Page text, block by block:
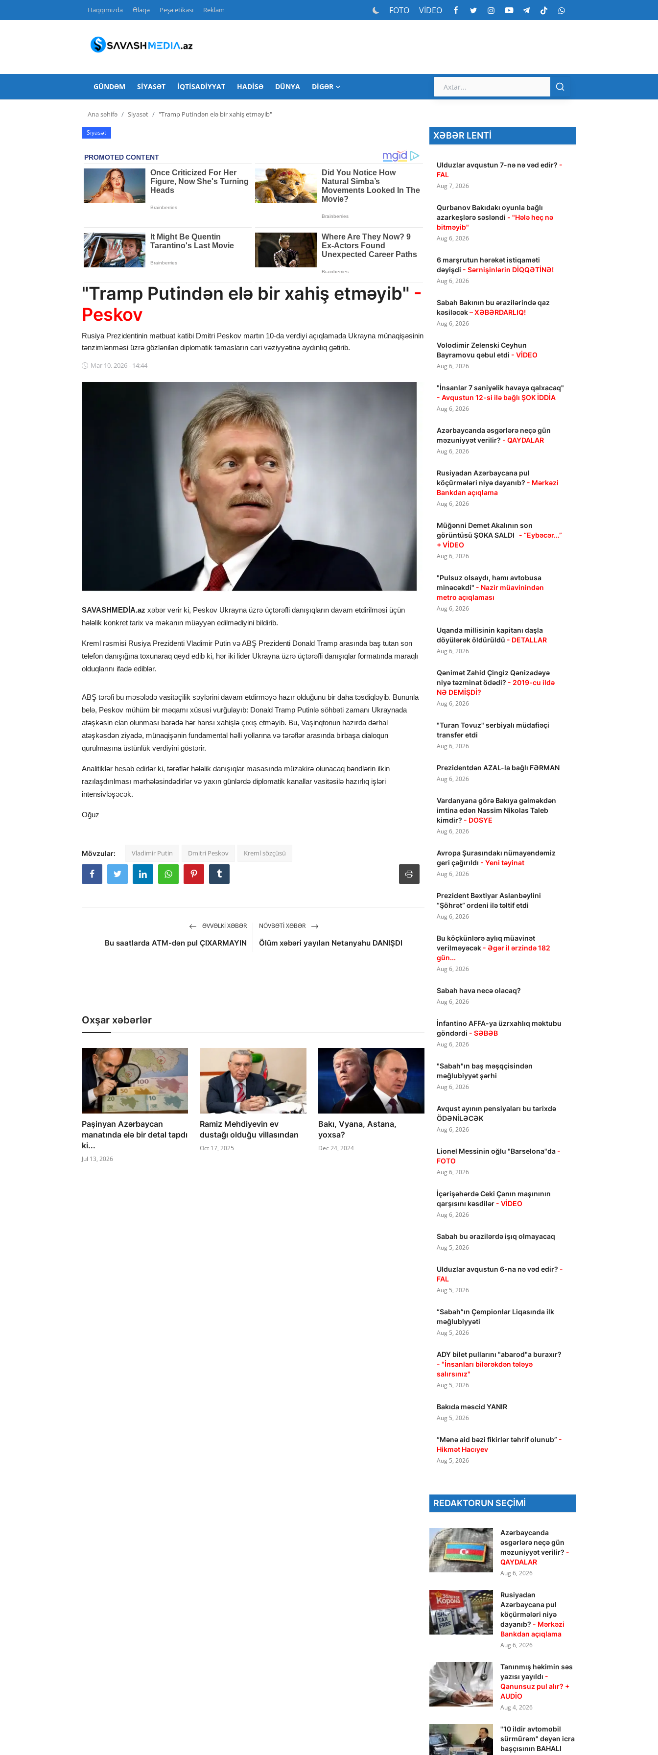
Haqqımızda Əlaqə Peşə etikası Reklam FOTO VİDEO
GÜNDƏM SIYASƏT İQTISADIYYAT HADISƏ DÜNYA DIGƏR
Ana səhifə Siyasət "Tramp Putindən elə bir xahiş etməyib"
Siyasət
"Tramp Putindən elə bir xahiş etməyib" -
Peskov
Rusiya Prezidentinin mətbuat katibi Dmitri Peskov martın 10-da verdiyi açıqlamada Ukrayna münaqişəsinin
tənzimlənməsi üzrə gözlənilən diplomatik təmasların cari vəziyyətinə aydınlıq gətirib.
Mar 10, 2026 - 14:44
SAVASHMEDİA.az xəbər verir ki, Peskov Ukrayna üzrə üçtərəfli danışıqların davam etdirilməsi üçün
hələlik konkret tarix və məkanın müəyyən edilmədiyini bildirib.
Kreml rəsmisi Rusiya Prezidenti Vladimir Putin və ABŞ Prezidenti Donald Tramp arasında baş tutan son
telefon danışığına toxunaraq qeyd edib ki, hər iki lider Ukrayna üzrə üçtərəfli danışıqlar formatında maraqlı
olduqlarını ifadə ediblər.
ABŞ tərəfi bu məsələdə vasitəçilik səylərini davam etdirməyə hazır olduğunu bir daha təsdiqləyib. Bununla
belə, Peskov mühüm bir məqamı xüsusi vurğulayıb: Donald Tramp Putinlə söhbəti zamanı Ukraynada
atəşkəsin elan olunması barədə hər hansı xahişlə çıxış etməyib. Bu, Vaşinqtonun hazırda dərhal
atəşkəsdən ziyadə, münaqişənin fundamental həlli yollarına və tərəflər arasında birbaşa dialoqun
qurulmasına üstünlük verdiyini göstərir.
Analitiklər hesab edirlər ki, tərəflər hələlik danışıqlar masasında müzakirə olunacaq bəndlərin ilkin
razılaşdırılması mərhələsindədirlər və yaxın günlərdə diplomatik kanallar vasitəsilə hazırlıq işləri
intensivləşəcək.
Oğuz
Mövzular: Vladimir Putin Dmitri Peskov Kreml sözçüsü
ƏVVƏLKI XƏBƏR
Bu saatlarda ATM-dən pul ÇIXARMAYIN
NÖVBƏTI XƏBƏR
Ölüm xəbəri yayılan Netanyahu DANIŞDI
Oxşar xəbərlər
Paşinyan Azərbaycan
manatında elə bir detal tapdı
ki...
Jul 13, 2026
Ramiz Mehdiyevin ev
dustağı olduğu villasından
Oct 17, 2025
Bakı, Vyana, Astana,
yoxsa?
Dec 24, 2024
XƏBƏR LENTI
Ulduzlar avqustun 7-nə nə vəd edir? -
FAL
Aug 7, 2026
Qurbanov Bakıdakı oyunla bağlı
azarkeşlərə səsləndi - "Hələ heç nə
bitməyib"
Aug 6, 2026
6 marşrutun hərəkət istiqaməti
dəyişdi - Sərnişinlərin DİQQƏTİNƏ!
Aug 6, 2026
Sabah Bakının bu ərazilərində qaz
kəsiləcək– XƏBƏRDARLIQ!
Aug 6, 2026
Volodimir Zelenski Ceyhun
Bayramovu qəbul etdi - VİDEO
Aug 6, 2026
"İnsanlar 7 saniyəlik havaya qalxacaq"
- Avqustun 12-si ilə bağlı ŞOK İDDİA
Aug 6, 2026
Azərbaycanda əsgərlərə neçə gün
məzuniyyət verilir? - QAYDALAR
Aug 6, 2026
Rusiyadan Azərbaycana pul
köçürmələri niyə dayanıb? - Mərkəzi
Bankdan açıqlama
Aug 6, 2026
Müğənni Demet Akalının son
görüntüsü ŞOKA SALDI - “Eybəcər...”
+ VİDEO
Aug 6, 2026
"Pulsuz olsaydı, hamı avtobusa
minəcəkdi" - Nazir müavinindən
metro açıqlaması
Aug 6, 2026
Uqanda millisinin kapitanı daşla
döyülərək öldürüldü - DETALLAR
Aug 6, 2026
Qənimət Zahid Çingiz Qənizadəyə
niyə təzminat ödədi? - 2019-cu ildə
NƏ DEMİŞDİ?
Aug 6, 2026
"Turan Tovuz" serbiyalı müdafiəçi
transfer etdi
Aug 6, 2026
Prezidentdən AZAL-la bağlı FƏRMAN
Aug 6, 2026
Vardanyana görə Bakıya gəlməkdən
imtina edən Nassim Nikolas Taleb
kimdir? - DOSYE
Aug 6, 2026
Avropa Şurasındakı nümayəndəmiz
geri çağırıldı - Yeni təyinat
Aug 6, 2026
Prezident Bəxtiyar Aslanbəylini
“Şöhrət” ordeni ilə təltif etdi
Aug 6, 2026
Bu köçkünlərə aylıq müavinət
verilməyəcək - Əgər il ərzində 182
gün...
Aug 6, 2026
Sabah hava necə olacaq?
Aug 6, 2026
İnfantino AFFA-ya üzrxahlıq məktubu
göndərdi - SƏBƏB
Aug 6, 2026
"Sabah"ın baş məşqçisindən
məğlubiyyət şərhi
Aug 6, 2026
Avqust ayının pensiyaları bu tarixdə
ÖDƏNİLƏCƏK
Aug 6, 2026
Lionel Messinin oğlu "Barselona"da -
FOTO
Aug 6, 2026
İçərişəhərdə Ceki Çanın maşınının
qarşısını kəsdilər - VİDEO
Aug 6, 2026
Sabah bu ərazilərdə işıq olmayacaq
Aug 5, 2026
Ulduzlar avqustun 6-na nə vəd edir? -
FAL
Aug 5, 2026
“Sabah”ın Çempionlar Liqasında ilk
məğlubiyyəti
Aug 5, 2026
ADY bilet pullarını "abarod"a buraxır?
- "İnsanları bilərəkdən tələyə
salırsınız"
Aug 5, 2026
Bakıda məscid YANIR
Aug 5, 2026
“Mənə aid bəzi fikirlər təhrif olunub” -
Hikmət Hacıyev
Aug 5, 2026
REDAKTORUN SEÇIMI
Azərbaycanda
əsgərlərə neçə gün
məzuniyyət verilir? -
QAYDALAR
Aug 6, 2026
Rusiyadan
Azərbaycana pul
köçürmələri niyə
dayanıb? - Mərkəzi
Bankdan açıqlama
Aug 6, 2026
Tanınmış həkimin səs
yazısı yayıldı -
Qanunsuz pul alır? +
AUDİO
Aug 4, 2026
"10 ildir avtomobil
sürmürəm" deyən icra
başçısının BAHALI